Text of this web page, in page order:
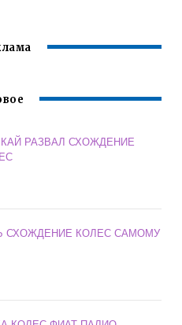
РАЗВАЛ СХОЖДЕНИЕ
СХОЖДЕНИЕ КОЛЕС САМОМУ